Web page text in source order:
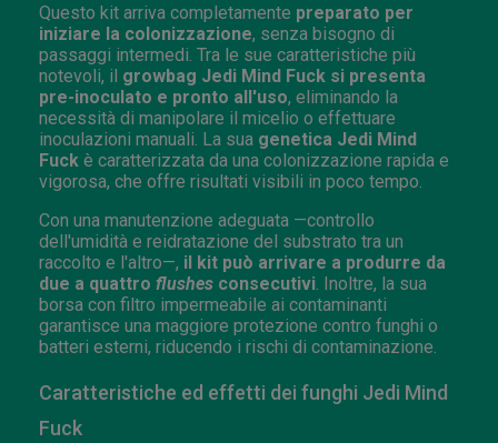
Questo kit arriva completamente preparato per
iniziare la colonizzazione, senza bisogno di
passaggi intermedi. Tra le sue caratteristiche più
notevoli, il growbag Jedi Mind Fuck si presenta
pre-inoculato e pronto all'uso, eliminando la
necessità di manipolare il micelio o effettuare
inoculazioni manuali. La sua genetica Jedi Mind
Fuck è caratterizzata da una colonizzazione rapida e
vigorosa, che offre risultati visibili in poco tempo.
Con una manutenzione adeguata —controllo
dell'umidità e reidratazione del substrato tra un
raccolto e l'altro—, il kit può arrivare a produrre da
due a quattro flushes consecutivi . Inoltre, la sua
borsa con filtro impermeabile ai contaminanti
garantisce una maggiore protezione contro funghi o
batteri esterni, riducendo i rischi di contaminazione.
Caratteristiche ed effetti dei funghi Jedi Mind
Fuck